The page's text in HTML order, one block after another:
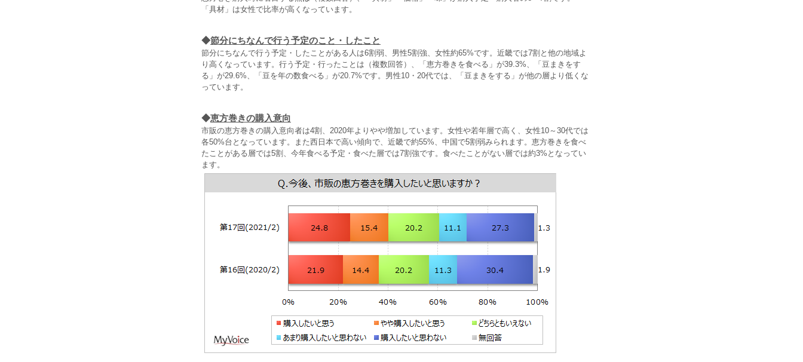
「具材」は女性で比率が高くなっています。
◆節分にちなんで行う予定のこと・したこと
節分にちなんで行う予定・したことがある人は6割弱、男性5割強、女性約65%です。近畿では7割と他の地域よ
り高くなっています。行う予定・行ったことは（複数回答）、「恵方巻きを食べる」が39.3%、「豆まきをす
る」が29.6%、「豆を年の数食べる」が20.7%です。男性10・20代では、「豆まきをする」が他の層より低くな
っています。
◆恵方巻きの購入意向
市販の恵方巻きの購入意向者は4割、2020年よりやや増加しています。女性や若年層で高く、女性10～30代では
各50%台となっています。また西日本で高い傾向で、近畿で約55%、中国で5割弱みられます。恵方巻きを食べ
たことがある層では5割、今年食べる予定・食べた層では7割強です。食べたことがない層では約3%となってい
ます。